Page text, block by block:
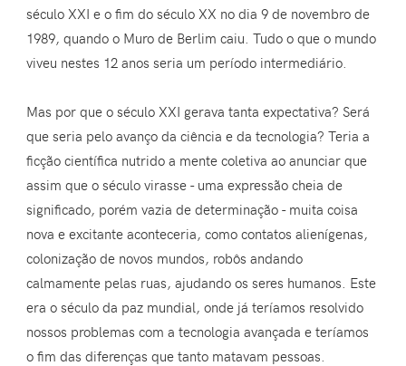
século XXI e o fim do século XX no dia 9 de novembro de
1989, quando o Muro de Berlim caiu. Tudo o que o mundo
viveu nestes 12 anos seria um período intermediário.
Mas por que o século XXI gerava tanta expectativa? Será
que seria pelo avanço da ciência e da tecnologia? Teria a
ficção científica nutrido a mente coletiva ao anunciar que
assim que o século virasse - uma expressão cheia de
significado, porém vazia de determinação - muita coisa
nova e excitante aconteceria, como contatos alienígenas,
colonização de novos mundos, robôs andando
calmamente pelas ruas, ajudando os seres humanos. Este
era o século da paz mundial, onde já teríamos resolvido
nossos problemas com a tecnologia avançada e teríamos
o fim das diferenças que tanto matavam pessoas.